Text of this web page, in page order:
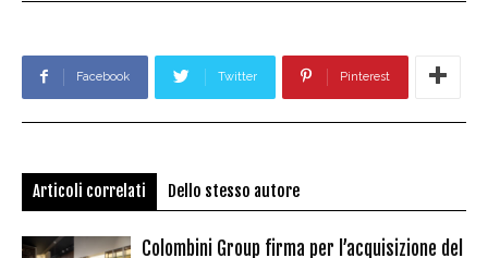
Facebook Twitter Pinterest
Articoli correlati Dello stesso autore
Colombini Group firma per l’acquisizione del